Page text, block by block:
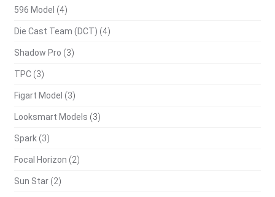
596 Model (4)
Die Cast Team (DCT) (4)
Shadow Pro (3)
TPC (3)
Figart Model (3)
Looksmart Models (3)
Spark (3)
Focal Horizon (2)
Sun Star (2)